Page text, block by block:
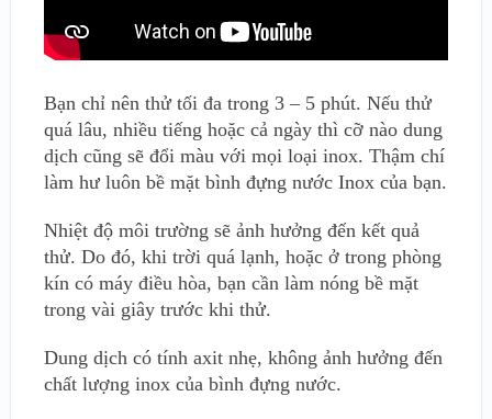
Bạn chỉ nên thử tối đa trong 3 – 5 phút. Nếu thử
quá lâu, nhiều tiếng hoặc cả ngày thì cỡ nào dung
dịch cũng sẽ đổi màu với mọi loại inox. Thậm chí
làm hư luôn bề mặt bình đựng nước Inox của bạn.
Nhiệt độ môi trường sẽ ảnh hưởng đến kết quả
thử. Do đó, khi trời quá lạnh, hoặc ở trong phòng
kín có máy điều hòa, bạn cần làm nóng bề mặt
trong vài giây trước khi thử.
Dung dịch có tính axit nhẹ, không ảnh hưởng đến
chất lượng inox của bình đựng nước.